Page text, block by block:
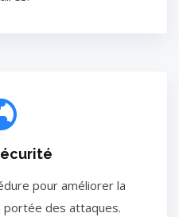
pour améliorer la
portée des attaques.